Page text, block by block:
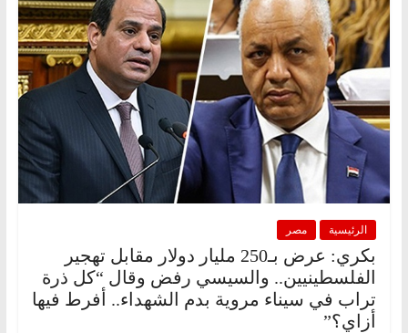
الرئيسية مصر
بكري: عرض بـ250 مليار دولار مقابل تهجير
الفلسطينيين.. والسيسي رفض وقال “كل ذرة
تراب في سيناء مروية بدم الشهداء.. أفرط فيها
أزاي؟”